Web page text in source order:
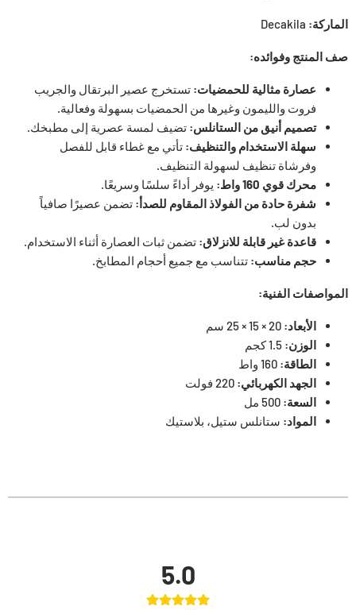
الماركة:
صف المنتج وفوائده:
عصارة مثالية للحمضيات: تستخرج عصير البرتقال والجريب
فروت والليمون وغيرها من الحمضيات بسهولة وفعالية.
تصميم أنيق من الستانلس: تضيف لمسة عصرية إلى مطبخك.
سهلة الاستخدام والتنظيف: تأتي مع غطاء قابل للفصل
وفرشاة تنظيف لسهولة التنظيف.
محرك قوي 160 واط:
يوفر أداءً سلسًا وسريعًا.
شفرة حادة من الفولاذ المقاوم للصدأ: تضمن عصيرًا صافياً
بدون لب.
قاعدة غير قابلة للانزلاق: تضمن ثبات العصارة أثناء الاستخدام.
حجم مناسب: تتناسب مع جميع أحجام المطابخ.
المواصفات الفنية:
الأبعاد:
الوزن: 5 كجم
الطاقة:
الجهد الكهربائي:
السعة:
المواد: ستانلس ستيل، بلاستيك
5.0